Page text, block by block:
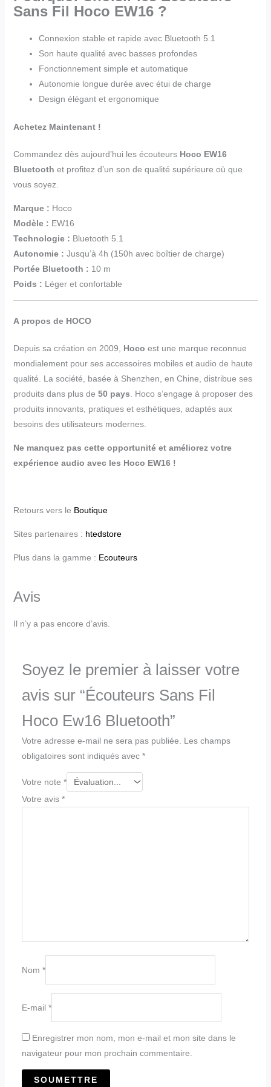
Sans Fil Hoco EW16 ?
Connexion stable et rapide avec Bluetooth 5.1
Son haute qualité avec basses profondes
Fonctionnement simple et automatique
Autonomie longue durée avec étui de charge
Design élégant et ergonomique
Achetez Maintenant !
Commandez dès aujourd’hui les écouteurs Hoco EW16
Bluetooth et profitez d’un son de qualité supérieure où que
vous soyez.
Marque : Hoco
Modèle : EW16
Technologie : Bluetooth 5.1
Autonomie : Jusqu’à 4h (150h avec boîtier de charge)
Portée Bluetooth : 10 m
Poids : Léger et confortable
A propos de HOCO
Depuis sa création en 2009, Hoco est une marque reconnue
mondialement pour ses accessoires mobiles et audio de haute
qualité. La société, basée à Shenzhen, en Chine, distribue ses
produits dans plus de 50 pays. Hoco s’engage à proposer des
produits innovants, pratiques et esthétiques, adaptés aux
besoins des utilisateurs modernes.
Ne manquez pas cette opportunité et améliorez votre
expérience audio avec les Hoco EW16 !
Retours vers le Boutique
Sites partenaires : htedstore
Plus dans la gamme : Ecouteurs
Avis
Il n’y a pas encore d’avis.
Soyez le premier à laisser votre
avis sur “Écouteurs Sans Fil
Hoco Ew16 Bluetooth”
Votre adresse e-mail ne sera pas publiée. Les champs
obligatoires sont indiqués avec *
Votre note *
Votre avis *
Nom *
E-mail *
Enregistrer mon nom, mon e-mail et mon site dans le
navigateur pour mon prochain commentaire.